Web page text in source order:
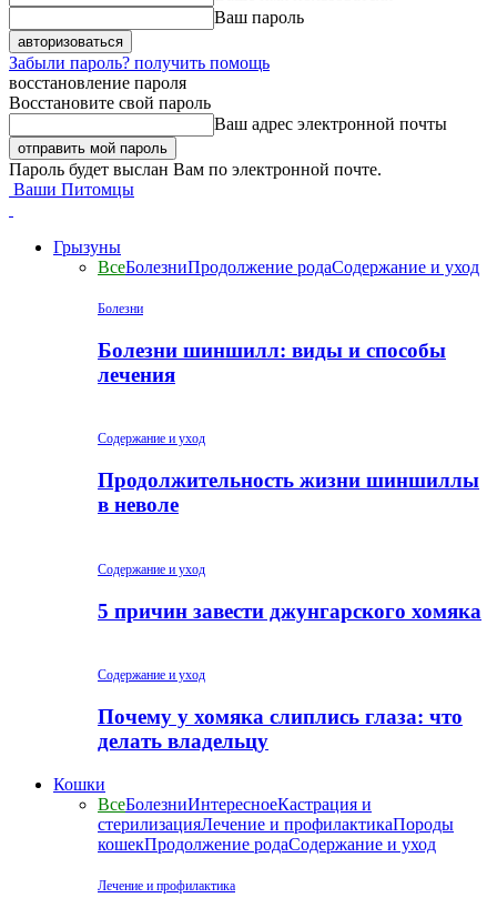
Ваш пароль
Забыли пароль? получить помощь
восстановление пароля
Восстановите свой пароль
Ваш адрес электронной почты
Пароль будет выслан Вам по электронной почте.
Ваши Питомцы
Грызуны
ВсеБолезниПродолжение родаСодержание и уход
Болезни
Болезни шиншилл: виды и способы
лечения
Содержание и уход
Продолжительность жизни шиншиллы
в неволе
Содержание и уход
5 причин завести джунгарского хомяка
Содержание и уход
Почему у хомяка слиплись глаза: что
делать владельцу
Кошки
ВсеБолезниИнтересноеКастрация и
стерилизацияЛечение и профилактикаПороды
кошекПродолжение родаСодержание и уход
Лечение и профилактика